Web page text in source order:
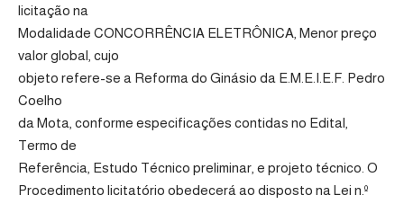
licitação na
Modalidade CONCORRÊNCIA ELETRÔNICA, Menor preço
valor global, cujo
objeto refere-se a Reforma do Ginásio da E.M.E.I.E.F. Pedro
Coelho
da Mota, conforme especificações contidas no Edital,
Termo de
Referência, Estudo Técnico preliminar, e projeto técnico. O
Procedimento licitatório obedecerá ao disposto na Lei n.º